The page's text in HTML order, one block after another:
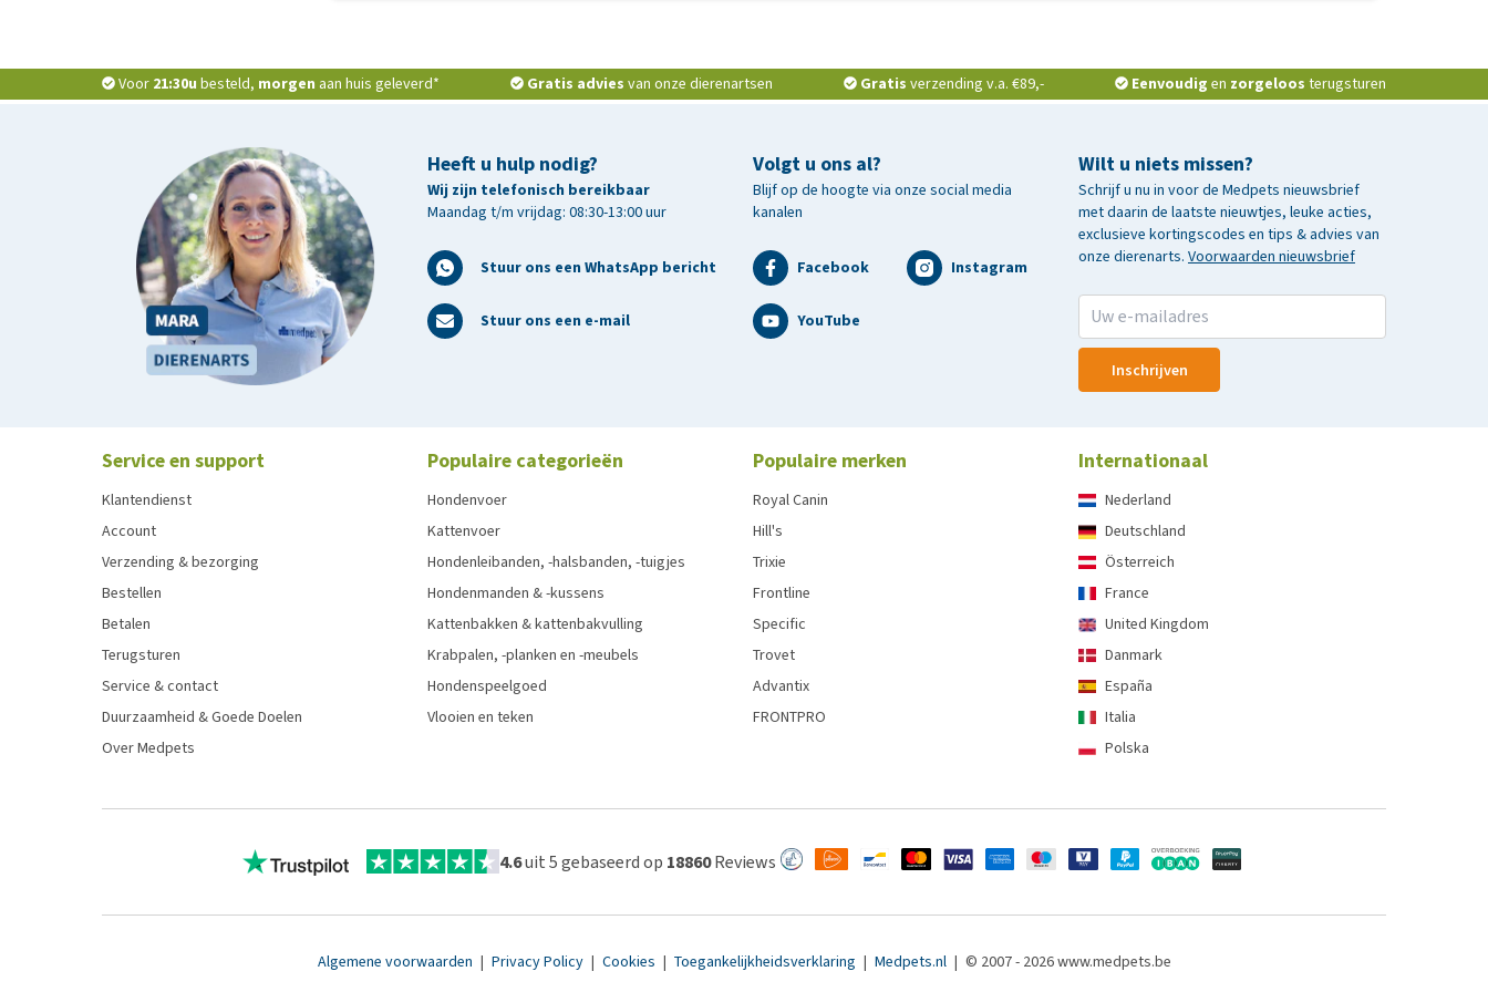
klantendienst
Voor 21:30u besteld, morgen aan huis geleverd* Gratis advies van onze dierenartsen Gratis verzending v.a. €89,- Eenvoudig en zorgeloos terugsturen
Heeft u hulp nodig?
Wij zijn telefonisch bereikbaar
Maandag t/m vrijdag: 08:30-13:00 uur
Stuur ons een WhatsApp bericht
Stuur ons een e-mail
Wilt u niets missen?
Schrijf u nu in voor de Medpets nieuwsbrief
met daarin de laatste nieuwtjes, leuke acties,
exclusieve kortingscodes en tips & advies van
onze dierenarts. Voorwaarden nieuwsbrief
Inschrijven
Volgt u ons al?
Blijf op de hoogte via onze social media
kanalen
Facebook Instagram
YouTube
Service en support
Klantendienst
Account
Verzending & bezorging
Bestellen
Betalen
Terugsturen
Service & contact
Duurzaamheid & Goede Doelen
Over Medpets
Populaire categorieën
Hondenvoer
Kattenvoer
Hondenleibanden, -halsbanden, -tuigjes
Hondenmanden & -kussens
Kattenbakken & kattenbakvulling
Krabpalen, -planken en -meubels
Hondenspeelgoed
Vlooien en teken
Populaire merken
Royal Canin
Hill's
Trixie
Frontline
Specific
Trovet
Advantix
FRONTPRO
Internationaal
Nederland
Deutschland
Österreich
France
United Kingdom
Danmark
España
Italia
Polska
4.6uit 5 gebaseerd op 18860 Reviews
Algemene voorwaarden | Privacy Policy | Cookies | Toegankelijkheidsverklaring | Medpets.nl | © 2007 - 2026 www.medpets.be